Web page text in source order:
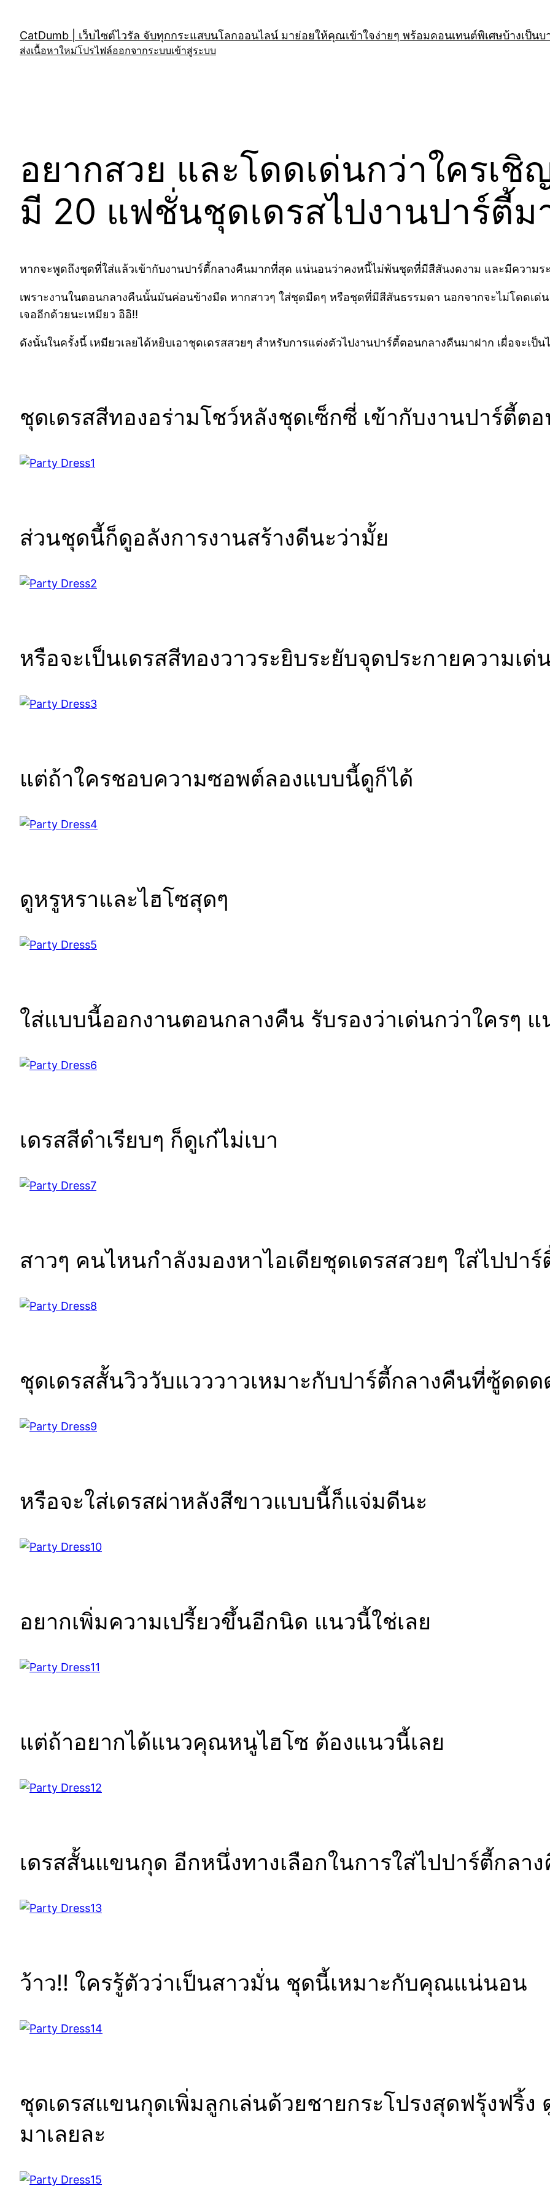
content
CatDumb | เว็บไซต์ไวรัล จับทุกกระแสบนโลกออนไลน์ มาย่อยให้คุณเข้าใจง่ายๆ พร้อมคอนเทนต์พิเศษบ้างเป็นบ
ส่งเนื้อหาใหม่โปรไฟล์ออกจากระบบเข้าสู่ระบบ
อยากสวย และโดดเด่นกว่าใครเชิ
มี 20 แฟชั่นชุดเดรสไปงานปาร์ตี้ม
หากจะพูดถึงชุดที่ใส่แล้วเข้ากับงานปาร์ตี้กลางคืนมากที่สุด แน่นอนว่าคงหนี้ไม่พ้นชุดที่มีสีสันงดงาม และมีความร
เพราะงานในตอนกลางคืนนั้นมันค่อนข้างมืด หากสาวๆ ใส่ชุดมืดๆ หรือชุดที่มีสีสันธรรมดา นอกจากจะไม่โดดเด่
เจออีกด้วยนะเหมียว อิอิ!!
ดังนั้นในครั้งนี้ เหมียวเลยได้หยิบเอาชุดเดรสสวยๆ สำหรับการแต่งตัวไปงานปาร์ตี้ตอนกลางคืนมาฝาก เผื่อจะเป็
ชุดเดรสสีทองอร่ามโชว์หลังชุดเซ็กซี่ เข้ากับงานปาร์ตี้ต
ส่วนชุดนี้ก็ดูอลังการงานสร้างดีนะว่ามั้ย
หรือจะเป็นเดรสสีทองวาวระยิบระยับจุดประกายความเ
แต่ถ้าใครชอบความซอพต์ลองแบบนี้ดูก็ได้
ดูหรูหราและไฮโซสุดๆ
ใส่แบบนี้ออกงานตอนกลางคืน รับรองว่าเด่นกว่าใครๆ แ
เดรสสีดำเรียบๆ ก็ดูเก๋ไม่เบา
สาวๆ คนไหนกำลังมองหาไอเดียชุดเดรสสวยๆ ใส่ไปปา
ชุดเดรสสั้นวิววับแวววาวเหมาะกับปาร์ตี้กลางคืนที่ซู้ดดด
หรือจะใส่เดรสผ่าหลังสีขาวแบบนี้ก็แจ่มดีนะ
อยากเพิ่มความเปรี้ยวขึ้นอีกนิด แนวนี้ใช่เลย
แต่ถ้าอยากได้แนวคุณหนูไฮโซ ต้องแนวนี้เลย
เดรสสั้นแขนกุด อีกหนึ่งทางเลือกในการใส่ไปปาร์ตี้กลา
ว้าว!! ใครรู้ตัวว่าเป็นสาวมั่น ชุดนี้เหมาะกับคุณแน่นอน
ชุดเดรสแขนกุดเพิ่มลูกเล่นด้วยชายกระโปรงสุดฟรุ้งฟริ้
มาเลยละ